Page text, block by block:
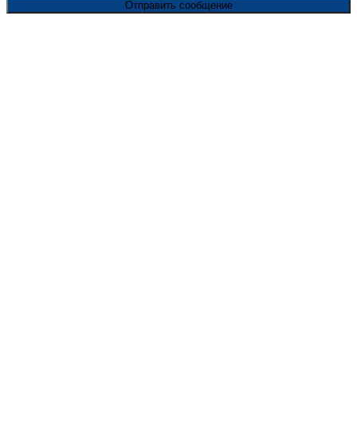
Отправить сообщение